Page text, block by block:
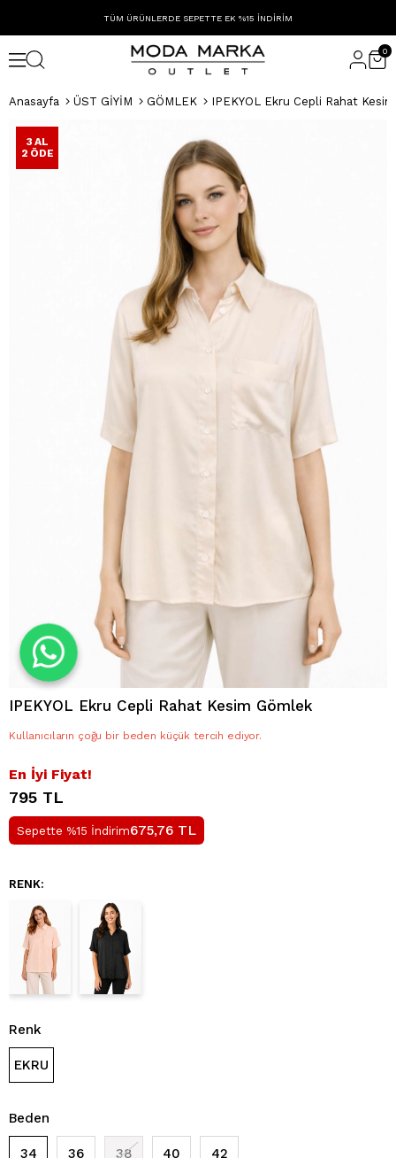
TÜM ÜRÜNLERDE SEPETTE EK %15 İNDİRİM
0
Anasayfa ÜST GİYİM GÖMLEK IPEKYOL Ekru Cepli Rahat
3 AL
2 ÖDE
IPEKYOL Ekru Cepli Rahat Kesim Gömlek
Kullanıcıların çoğu bir beden küçük tercih ediyor.
En İyi Fiyat!
795 TL
Sepette %15 İndirim675,76 TL
RENK:
Renk
EKRU
Beden
34 36 38 40 42